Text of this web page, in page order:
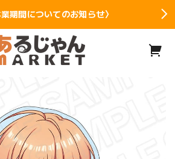
業期間についてのお知らせ〉